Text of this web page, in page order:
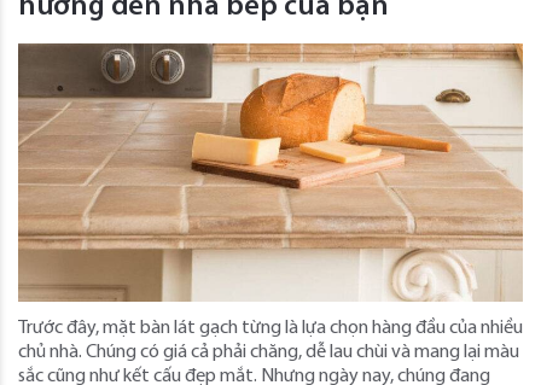
hưởng đến nhà bếp của bạn
Trước đây, mặt bàn lát gạch từng là lựa chọn hàng đầu của nhiều
chủ nhà. Chúng có giá cả phải chăng, dễ lau chùi và mang lại màu
sắc cũng như kết cấu đẹp mắt. Nhưng ngày nay, chúng đang